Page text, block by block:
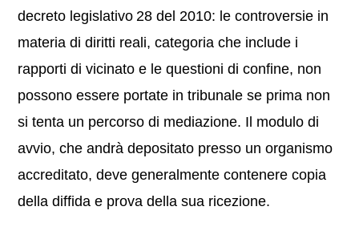
decreto legislativo 28 del 2010: le controversie in
materia di diritti reali, categoria che include i
rapporti di vicinato e le questioni di confine, non
possono essere portate in tribunale se prima non
si tenta un percorso di mediazione. Il modulo di
avvio, che andrà depositato presso un organismo
accreditato, deve generalmente contenere copia
della diffida e prova della sua ricezione.